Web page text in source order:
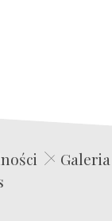
Film Agencja Aktorska
Galeria